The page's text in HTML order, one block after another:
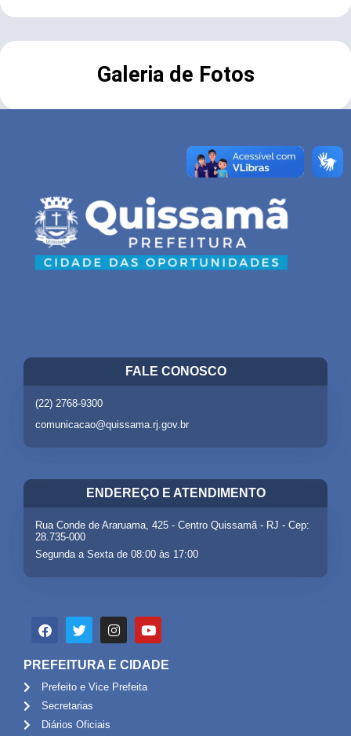
Galeria de Fotos
FALE CONOSCO
(22) 2768-9300
comunicacao@quissama.rj.gov.br
ENDEREÇO E ATENDIMENTO
Rua Conde de Araruama, 425 - Centro Quissamã - RJ - Cep:
28.735-000
Segunda a Sexta de 08:00 às 17:00
PREFEITURA E CIDADE
Prefeito e Vice Prefeita
Secretarias
Diários Oficiais